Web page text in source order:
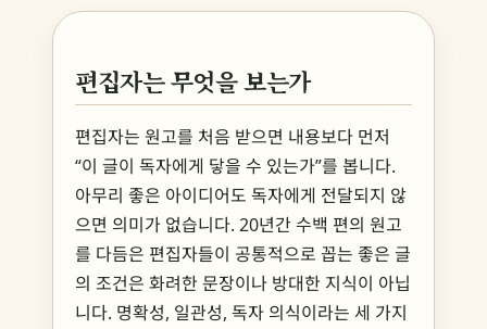
편집자는 무엇을 보는가
편집자는 원고를 처음 받으면 내용보다 먼저
“이 글이 독자에게 닿을 수 있는가”를 봅니다.
아무리 좋은 아이디어도 독자에게 전달되지 않
으면 의미가 없습니다. 20년간 수백 편의 원고
를 다듬은 편집자들이 공통적으로 꼽는 좋은 글
의 조건은 화려한 문장이나 방대한 지식이 아닙
니다. 명확성, 일관성, 독자 의식이라는 세 가지